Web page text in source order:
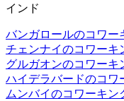
インド
バンガロールのコワー
チェンナイのコワーキ
グルガオンのコワーキ
ハイデラバードのコワ
ムンバイのコワーキン